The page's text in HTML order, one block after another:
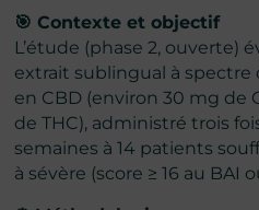
🎯 Contexte et objectif
L’étude (phase 2, ouverte)
extrait sublingual à
en CBD (environ 30 mg de
de THC), administré trois
semaines à 14 patients
à sévère (score ≥ 16 au BAI